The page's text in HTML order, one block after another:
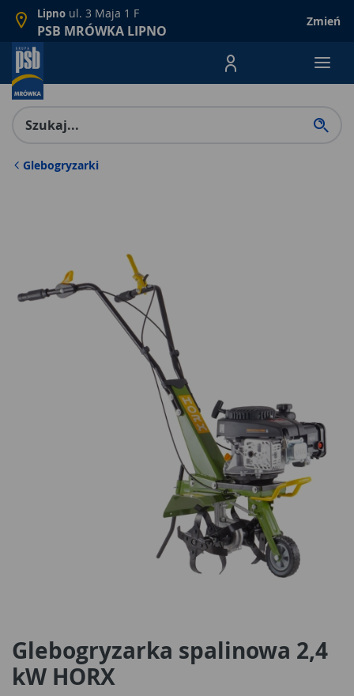
Lipno ul. 3 Maja 1 F
PSB MRÓWKA LIPNO
Zmień
Menu Produktów,
Glebogryzarki
Glebogryzarka spalinowa 2,4
kW HORX